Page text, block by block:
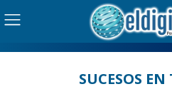
SUCESOS EN